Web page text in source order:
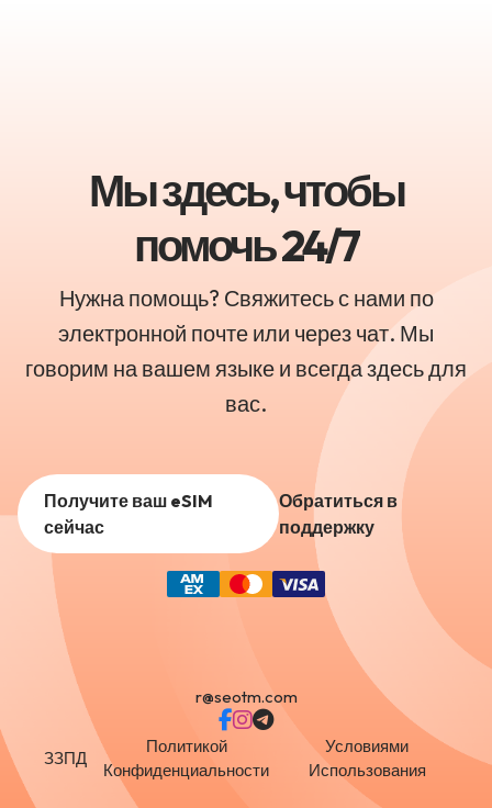
Мы здесь, чтобы
помочь 24/7
Нужна помощь? Свяжитесь с нами по
электронной почте или через чат. Мы
говорим на вашем языке и всегда здесь для
вас.
Получите ваш eSIM
сейчас
Обратиться в
поддержку
r@seotm.com
ЗЗПД
Политикой
Конфиденциальности
Условиями
Использования